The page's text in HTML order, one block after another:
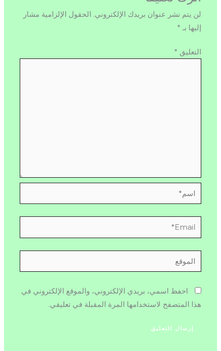
لن يتم نشر عنوان بريدك الإلكتروني. الحقول الإلزامية مشار
إليها بـ *
التعليق *
اسم*
Email*
الموقع
احفظ اسمي، بريدي الإلكتروني، والموقع الإلكتروني في
هذا المتصفح لاستخدامها المرة المقبلة في تعليقي.